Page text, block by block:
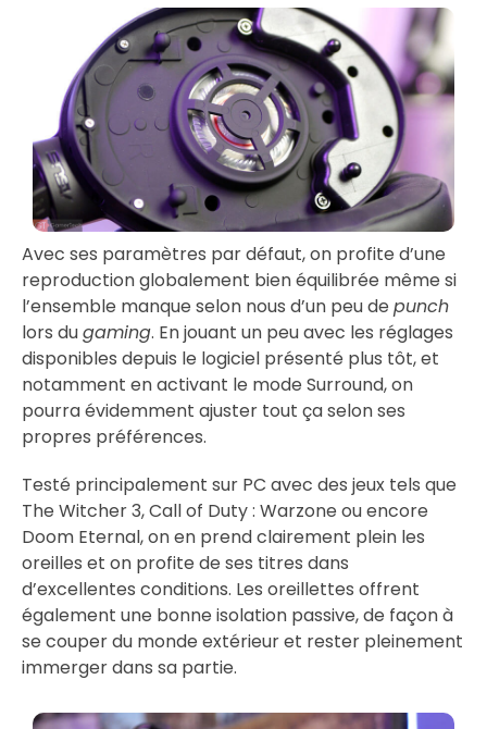
Avec ses paramètres par défaut, on profite d’une
reproduction globalement bien équilibrée même si
l’ensemble manque selon nous d’un peu de punch
lors dugaming. En jouant un peu avec les réglages
disponibles depuis le logiciel présenté plus tôt, et
notamment en activant le mode Surround, on
pourra évidemment ajuster tout ça selon ses
propres préférences.
Testé principalement sur PC avec des jeux tels que
The Witcher 3, Call of Duty : Warzone ou encore
Doom Eternal, on en prend clairement plein les
oreilles et on profite de ses titres dans
d’excellentes conditions. Les oreillettes offrent
également une bonne isolation passive, de façon à
se couper du monde extérieur et rester pleinement
immerger dans sa partie.